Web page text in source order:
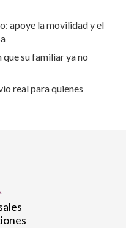
apoye la movilidad y el
su familiar ya no
real para quienes